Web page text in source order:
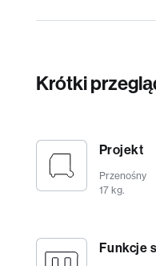
Krótki
Projekt
Przenośny
17 kg.
Funkcje